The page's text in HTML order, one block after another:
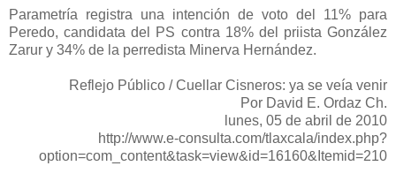
Parametría registra una intención de voto del 11% para
Peredo, candidata del PS contra 18% del priista González
Zarur y 34% de la perredista Minerva Hernández.
Reflejo Público / Cuellar Cisneros: ya se veía venir
Por David E. Ordaz Ch.
lunes, 05 de abril de 2010
http://www.e-consulta.com/tlaxcala/index.php?
option=com_content&task=view&id=16160&Itemid=210